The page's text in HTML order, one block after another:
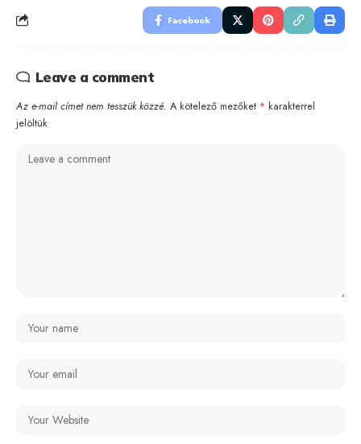
Facebook
Leave a comment
Az e-mail címet nem tesszük közzé. A kötelező mezőket * karakterrel
jelöltük